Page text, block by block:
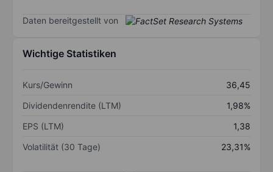
Daten bereitgestellt von
Wichtige Statistiken
Kurs/Gewinn
36,45
Dividendenrendite (LTM)
1,98%
EPS (LTM)
1,38
Volatilität (30 Tage)
23,31%